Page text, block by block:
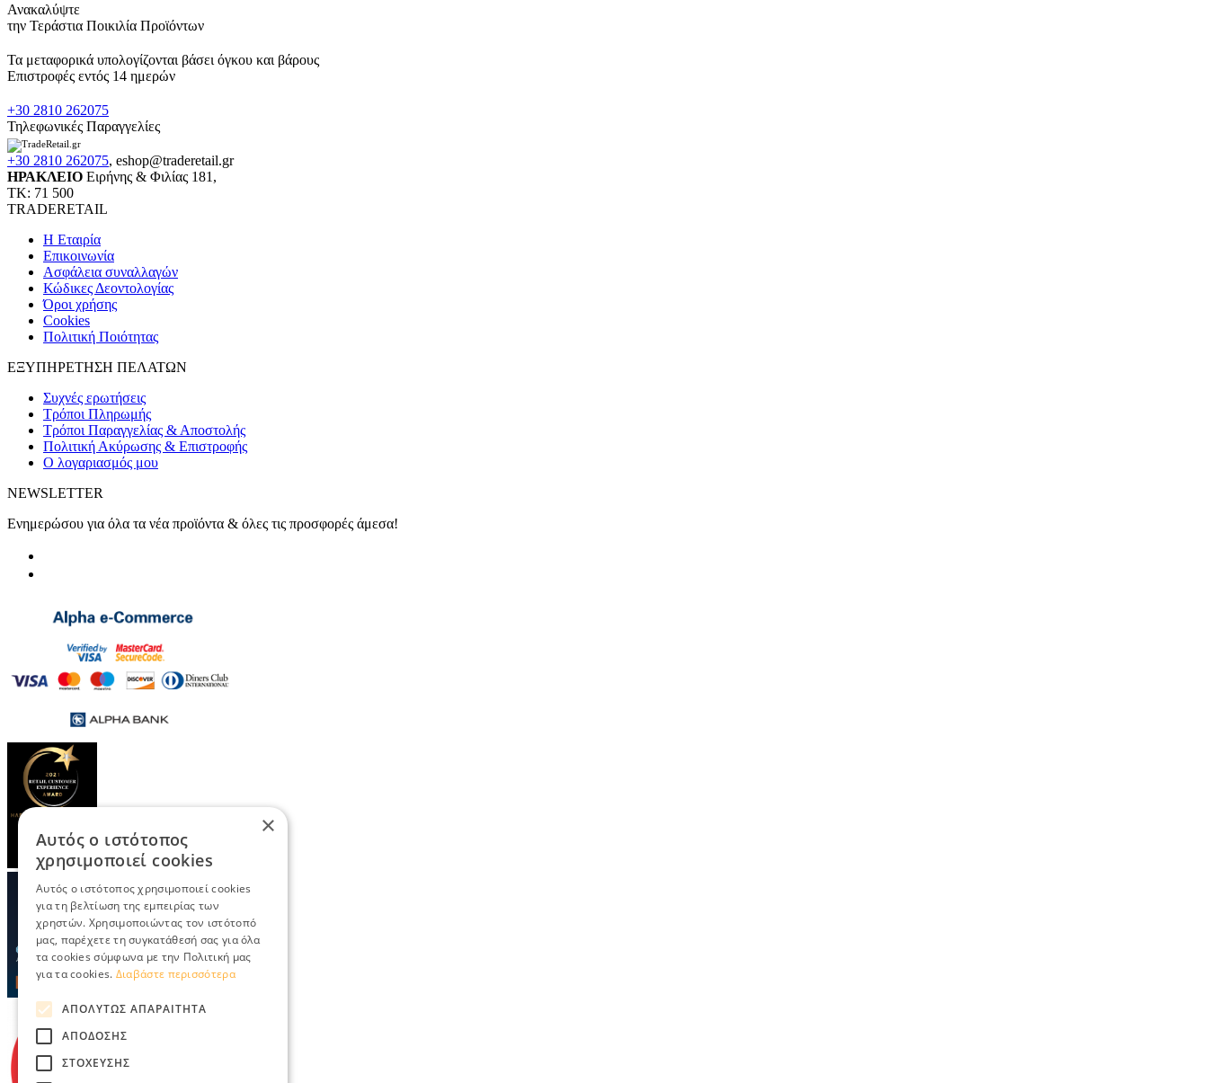
Ανακαλύψτε
την Τεράστια Ποικιλία Προϊόντων
Τα μεταφορικά υπολογίζονται βάσει όγκου και βάρους
Επιστροφές εντός 14 ημερών
+30 2810 262075
Τηλεφωνικές Παραγγελίες
+30 2810 262075, eshop@traderetail.gr
ΗΡΑΚΛΕΙΟ Ειρήνης & Φιλίας 181,
ΤΚ: 71 500
TRADERETAIL
H Εταιρία
Eπικοινωνία
Ασφάλεια συναλλαγών
Κώδικες Δεοντολογίας
Όροι χρήσης
Cookies
Πολιτική Ποιότητας
ΕΞΥΠΗΡΕΤΗΣΗ ΠΕΛΑΤΩΝ
Συχνές ερωτήσεις
Τρόποι Πληρωμής
Τρόποι Παραγγελίας & Αποστολής
Πολιτική Ακύρωσης & Επιστροφής
Ο λογαριασμός μου
NEWSLETTER
Ενημερώσου για όλα τα νέα προϊόντα & όλες τις προσφορές άμεσα!
×
Αυτός ο ιστότοπος
χρησιμοποιεί cookies
Αυτός ο ιστότοπος χρησιμοποιεί cookies
για τη βελτίωση της εμπειρίας των
χρηστών. Χρησιμοποιώντας τον ιστότοπό
μας, παρέχετε τη συγκατάθεσή σας για όλα
τα cookies σύμφωνα με την Πολιτική μας
για τα cookies. Διαβάστε περισσότερα
ΑΠΟΛΎΤΩΣ ΑΠΑΡΑΊΤΗΤΑ
ΑΠΌΔΟΣΗΣ
ΣΤΌΧΕΥΣΗΣ